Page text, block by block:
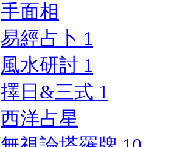
手面相
易經占卜 1
風水研討 1
擇日&三式 1
西洋占星